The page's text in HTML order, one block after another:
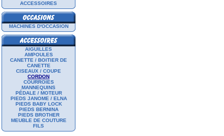
ACCESSOIRES
MACHINES D'OCCASION
AIGUILLES
AMPOULES
CANETTE / BOITIER DE
CANETTE
CISEAUX / COUPE
CORDON
COURROIES
MANNEQUINS
PÉDALE / MOTEUR
PIEDS JANOME / ELNA
PIEDS BABY LOCK
PIEDS BERNINA
PIEDS BROTHER
MEUBLE DE COUTURE
FILS